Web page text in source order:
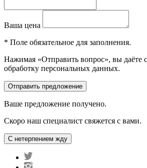
Ваша цена
* Поле обязательное для заполнения.
Нажимая «Отправить вопрос», вы даёте
обработку персональных данных.
Ваше предложение получено.
Скоро наш специалист свяжется с вами.